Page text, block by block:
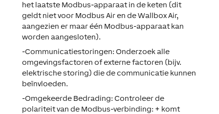
het laatste Modbus-apparaat in de keten (dit
geldt niet voor Modbus Air en de Wallbox Air,
aangezien er maar één Modbus-apparaat kan
worden aangesloten).
-Communicatiestoringen: Onderzoek alle
omgevingsfactoren of externe factoren (bijv.
elektrische storing) die de communicatie kunnen
beïnvloeden.
-Omgekeerde Bedrading: Controleer de
polariteit van de Modbus-verbinding: + komt